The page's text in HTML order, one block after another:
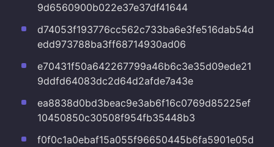
9d6560900b022e37e37df41644
d74053f193776cc562c733ba6e3fe516dab54d
edd973788ba3ff68714930ad06
e70431f50a642267799a46b6c3e35d09ede21
9ddfd64083dc2d64d2afde7a43e
ea8838d0bd3beac9e3ab6f16c0769d85225ef
10450850c30508f954fb35448b3
f0f0c1a0ebaf15a055f96650445b6fa5901e05d